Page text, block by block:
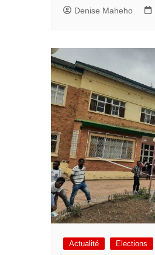
Denise Maheho
Actualité Elections